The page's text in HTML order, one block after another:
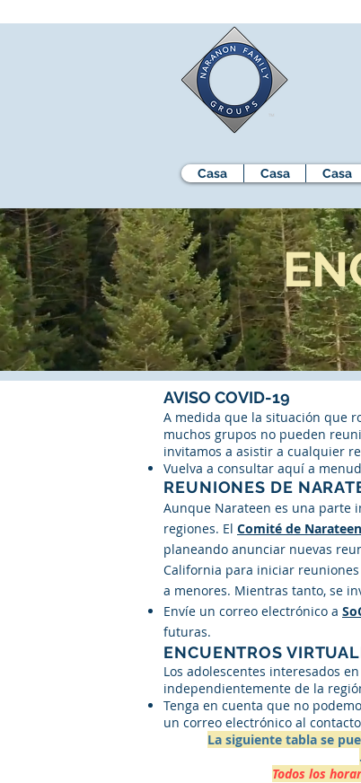
Casa Casa Casa
AVISO COVID-19
A medida que la situación que
muchos grupos no pueden
invitamos a asistir a cualquier
Vuelva a consultar aquí a
REUNIONES DE
Aunque Narateen es una parte
regiones. El Comité de
planeando anunciar nuevas
California para iniciar
a menores. Mientras tanto, se
Envíe un correo electrónico a
futuras.
ENCUENTROS
Los adolescentes interesados
independientemente de la
Tenga en cuenta que no
un correo electrónico al
La siguiente tabla se
Todos los